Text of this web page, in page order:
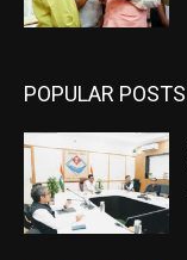
POPULAR POSTS